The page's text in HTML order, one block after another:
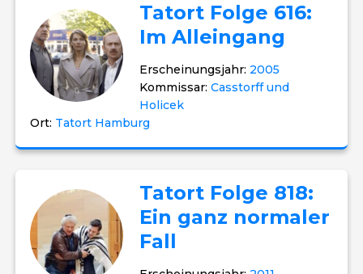
Tatort Folge 616:
Im Alleingang
Erscheinungsjahr: 2005
Kommissar:Casstorff und
Holicek
Ort: Tatort Hamburg
Tatort Folge 818:
Ein ganz normaler
Fall